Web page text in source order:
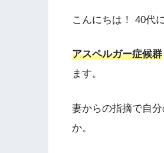
こんにちは！ 40代
アスペルガー症候群
ます。
妻からの指摘で自
か。